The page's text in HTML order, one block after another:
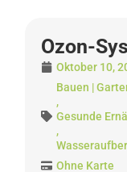
Ozon-
Oktober 10,
Bauen |
,
Gesunde
,
Ohne Karte